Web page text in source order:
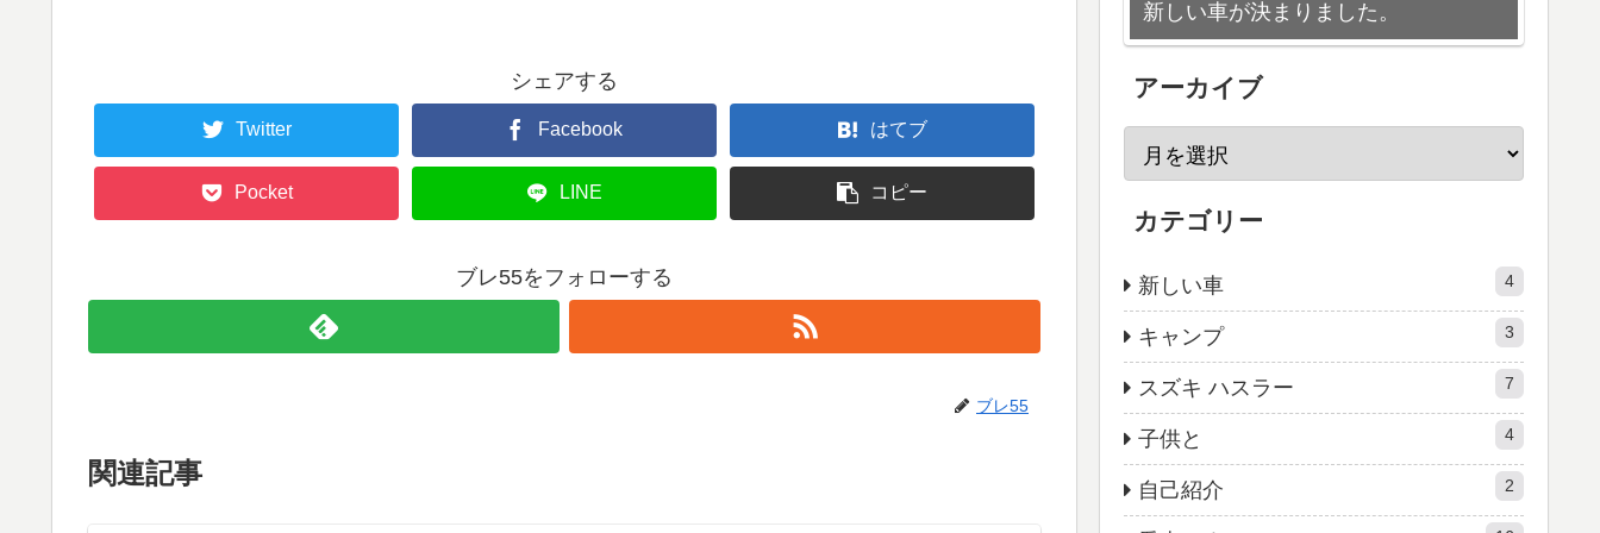
シェアする
Twitter Facebook はてブ
Pocket LINE コピー
ブレ55をフォローする
ブレ55
関連記事
新しい車が決まりました。
アーカイブ
カテゴリー
新しい車 4
キャンプ 3
スズキ ハスラー 7
子供と 4
自己紹介 2